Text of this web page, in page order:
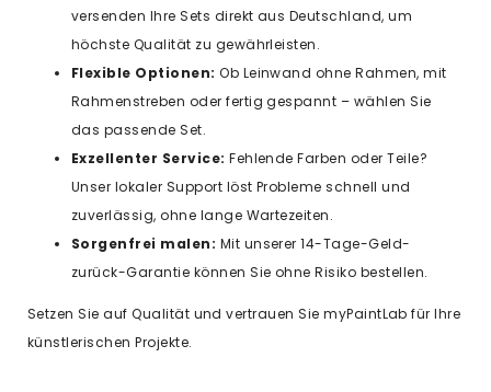
versenden Ihre Sets direkt aus Deutschland, um
höchste Qualität zu gewährleisten.
Flexible Optionen: Ob Leinwand ohne Rahmen, mit
Rahmenstreben oder fertig gespannt – wählen Sie
das passende Set.
Exzellenter Service: Fehlende Farben oder Teile?
Unser lokaler Support löst Probleme schnell und
zuverlässig, ohne lange Wartezeiten.
Sorgenfrei malen: Mit unserer 14-Tage-Geld-
zurück-Garantie können Sie ohne Risiko bestellen.
Setzen Sie auf Qualität und vertrauen Sie myPaintLab für Ihre
künstlerischen Projekte.